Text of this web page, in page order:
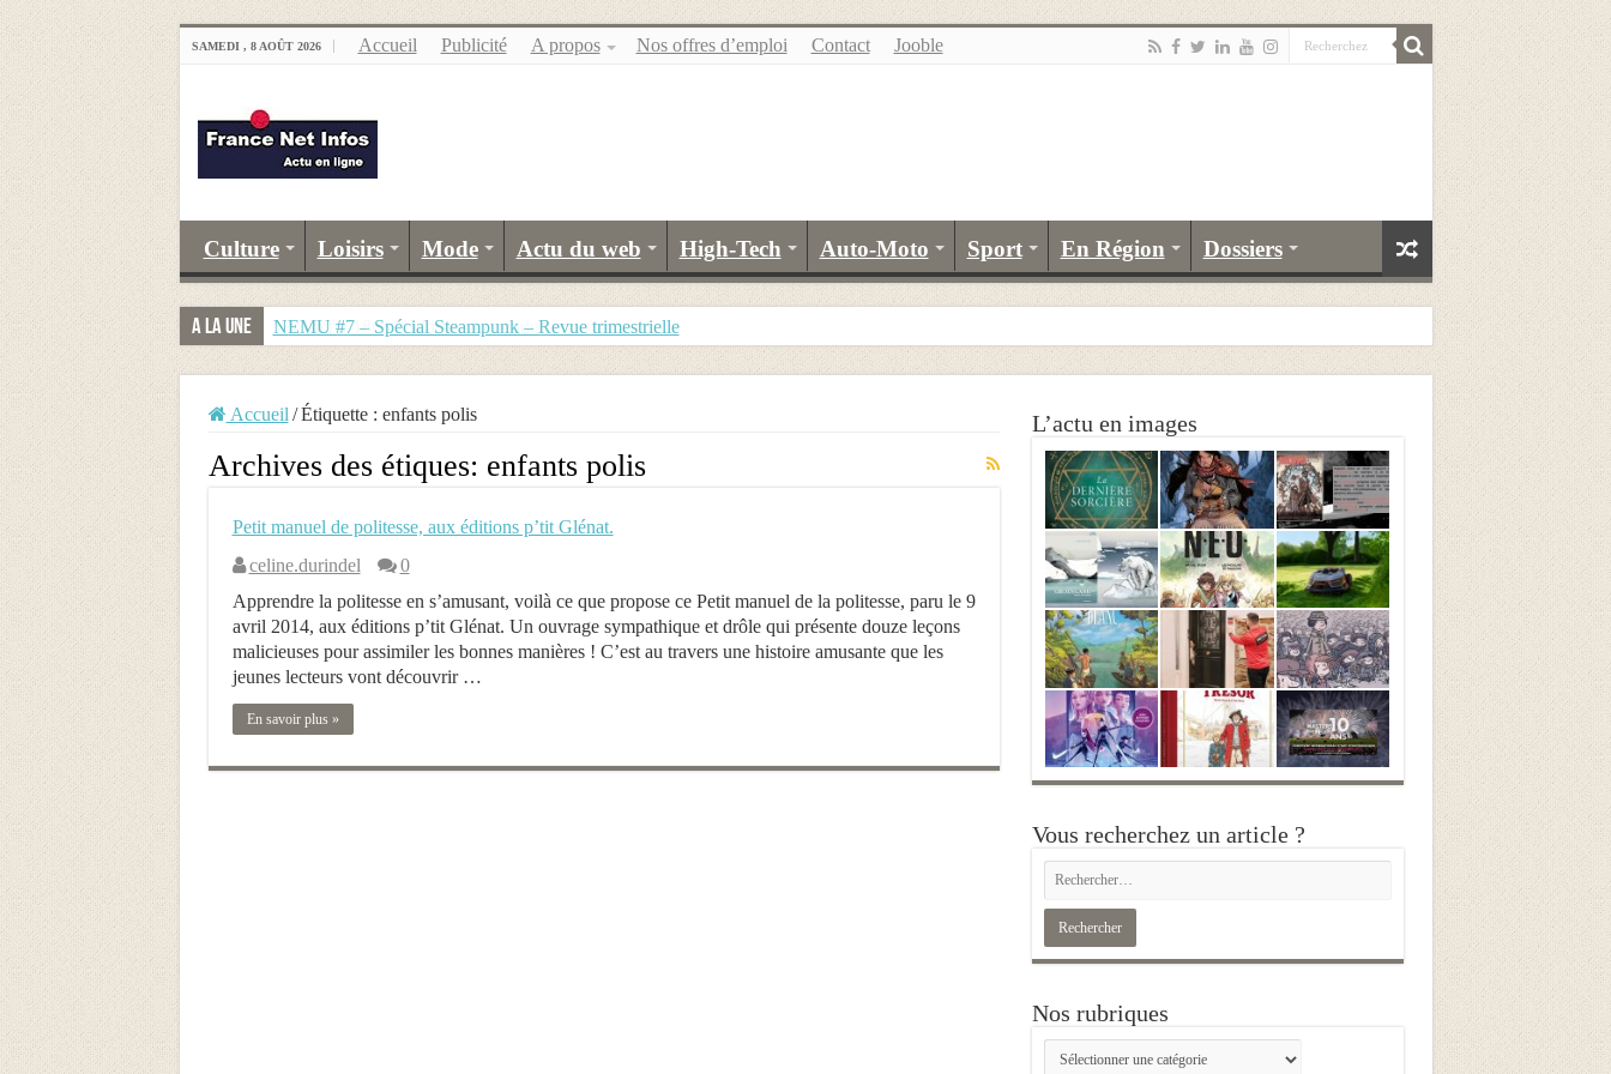
SAMEDI , 8 AOÛT 2026 Accueil Publicité A propos Nos offres d’emploi Contact Jooble
Culture Loisirs Mode Actu du web High-Tech Auto-Moto Sport En Région Dossiers
A la Une NEMU #7 – Spécial Steampunk – Revue trimestrielle
Accueil / Étiquette : enfants polis
Archives des étiques: enfants polis
Petit manuel de politesse, aux éditions p’tit Glénat.
celine.durindel
0
Apprendre la politesse en s’amusant, voilà ce que propose ce Petit manuel de la politesse, paru le 9
avril 2014, aux éditions p’tit Glénat. Un ouvrage sympathique et drôle qui présente douze leçons
malicieuses pour assimiler les bonnes manières ! C’est au travers une histoire amusante que les
jeunes lecteurs vont découvrir …
En savoir plus »
L’actu en images
Vous recherchez un article ?
Nos rubriques
Nos